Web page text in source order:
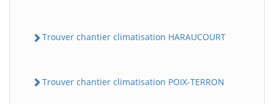
Trouver chantier climatisation HARAUCOURT
Trouver chantier climatisation POIX-TERRON